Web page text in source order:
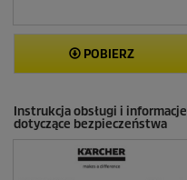
POBIERZ
Instrukcja obsługi i informacje
dotyczące bezpieczeństwa